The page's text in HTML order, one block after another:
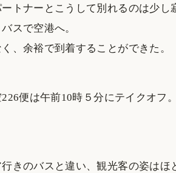
トナーとこうして別れるのは少し
スで空港へ。
、余裕で到着することができた。
便は午前10時５分にテイクオフ。
きのバスと違い、観光客の姿はほ